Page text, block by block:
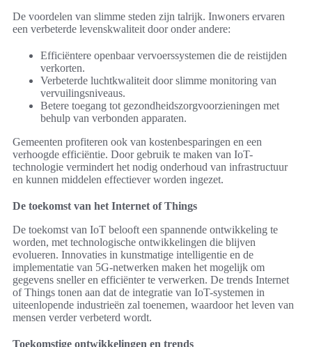
De voordelen van slimme steden zijn talrijk. Inwoners ervaren
een verbeterde levenskwaliteit door onder andere:
Efficiëntere openbaar vervoerssystemen die de reistijden
verkorten.
Verbeterde luchtkwaliteit door slimme monitoring van
vervuilingsniveaus.
Betere toegang tot gezondheidszorgvoorzieningen met
behulp van verbonden apparaten.
Gemeenten profiteren ook van kostenbesparingen en een
verhoogde efficiëntie. Door gebruik te maken van IoT-
technologie vermindert het nodig onderhoud van infrastructuur
en kunnen middelen effectiever worden ingezet.
De toekomst van het Internet of Things
De toekomst van IoT belooft een spannende ontwikkeling te
worden, met technologische ontwikkelingen die blijven
evolueren. Innovaties in kunstmatige intelligentie en de
implementatie van 5G-netwerken maken het mogelijk om
gegevens sneller en efficiënter te verwerken. De trends Internet
of Things tonen aan dat de integratie van IoT-systemen in
uiteenlopende industrieën zal toenemen, waardoor het leven van
mensen verder verbeterd wordt.
Toekomstige ontwikkelingen en trends